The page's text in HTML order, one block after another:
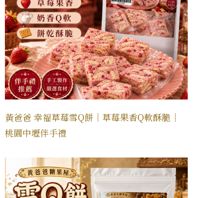
黃爸爸 幸福草莓雪Q餅｜草莓果香Q軟酥脆｜
桃園中壢伴手禮